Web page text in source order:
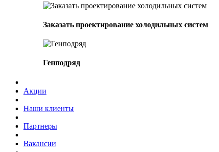
Заказать проектирование холодильных систем
Генподряд
Акции
Наши клиенты
Партнеры
Вакансии